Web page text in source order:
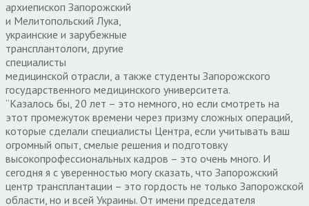
архиепископ Запорожский
и Мелитопольский Лука,
украинские и зарубежные
трансплантологи, другие
специалисты
медицинской отрасли, а также студенты Запорожского
государственного медицинского университета.
“Казалось бы, 20 лет – это немного, но если смотреть на
этот промежуток времени через призму сложных операций,
которые сделали специалисты Центра, если учитывать ваш
огромный опыт, смелые решения и подготовку
высокопрофессиональных кадров – это очень много. И
сегодня я с уверенностью могу сказать, что Запорожский
центр трансплантации – это гордость не только Запорожской
области, но и всей Украины. От имени председателя